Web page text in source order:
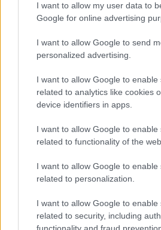
I want to allow my user data to
Google for online advertising
I want to allow Google to send
personalized advertising.
I want to allow Google to enable
related to analytics like cookies
device identifiers in apps.
I want to allow Google to enable
related to functionality of the
I want to allow Google to enable
related to personalization.
I want to allow Google to enable
related to security, including
απέκτησε έγκαιρα το
θα αναλάβουν οι Τιμ και
& Trevor White) για
Thrower Entertainment και
(Ryan Stowell) της Religion
εταιρίας που ήταν πίσω
«Kobe Bryant's Muse».
τις δυνάμεις του και ο
(Gotham Chopra), ο οποίος
(Tom Brady) και Μάικλ
Strahan).
Σύμφωνα με πηγές που
δημοσίευμα, το σενάριο